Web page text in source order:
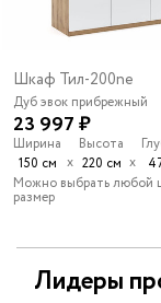
Шкаф Тил-200ne
Дуб эвок прибрежный
23 997 ₽
Ширина
150 см х
Высота
220 см х
Можно выбрать любой
размер
Лидеры